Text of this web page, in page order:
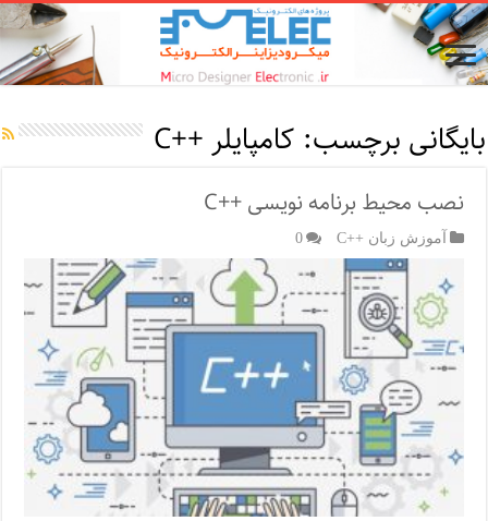
بایگانی برچسب: کامپایلر ++C
نصب محیط برنامه نویسی ++C
آموزش زبان ++C 0